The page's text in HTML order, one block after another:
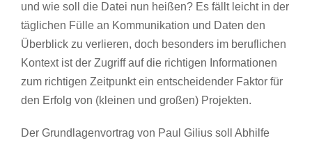
und wie soll die Datei nun heißen? Es fällt leicht in der
täglichen Fülle an Kommunikation und Daten den
Überblick zu verlieren, doch besonders im beruflichen
Kontext ist der Zugriff auf die richtigen Informationen
zum richtigen Zeitpunkt ein entscheidender Faktor für
den Erfolg von (kleinen und großen) Projekten.
Der Grundlagenvortrag von Paul Gilius soll Abhilfe